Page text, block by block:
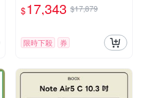
$17,343 $17,879
限時下殺 券